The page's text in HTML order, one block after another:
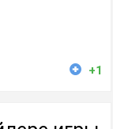
+1